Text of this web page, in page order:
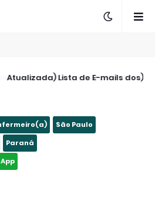
(Atualizada) Lista de E-mails dos
São Paulo
Paraná